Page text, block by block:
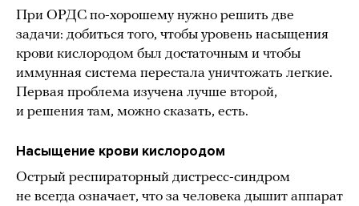
При ОРДС по-хорошему нужно решить две
задачи: добиться того, чтобы уровень насыщения
крови кислородом был достаточным и чтобы
иммунная система перестала уничтожать легкие.
Первая проблема изучена лучше второй,
и решения там, можно сказать, есть.
Насыщение крови кислородом
Острый респираторный дистресс-синдром
не всегда означает, что за человека дышит аппарат